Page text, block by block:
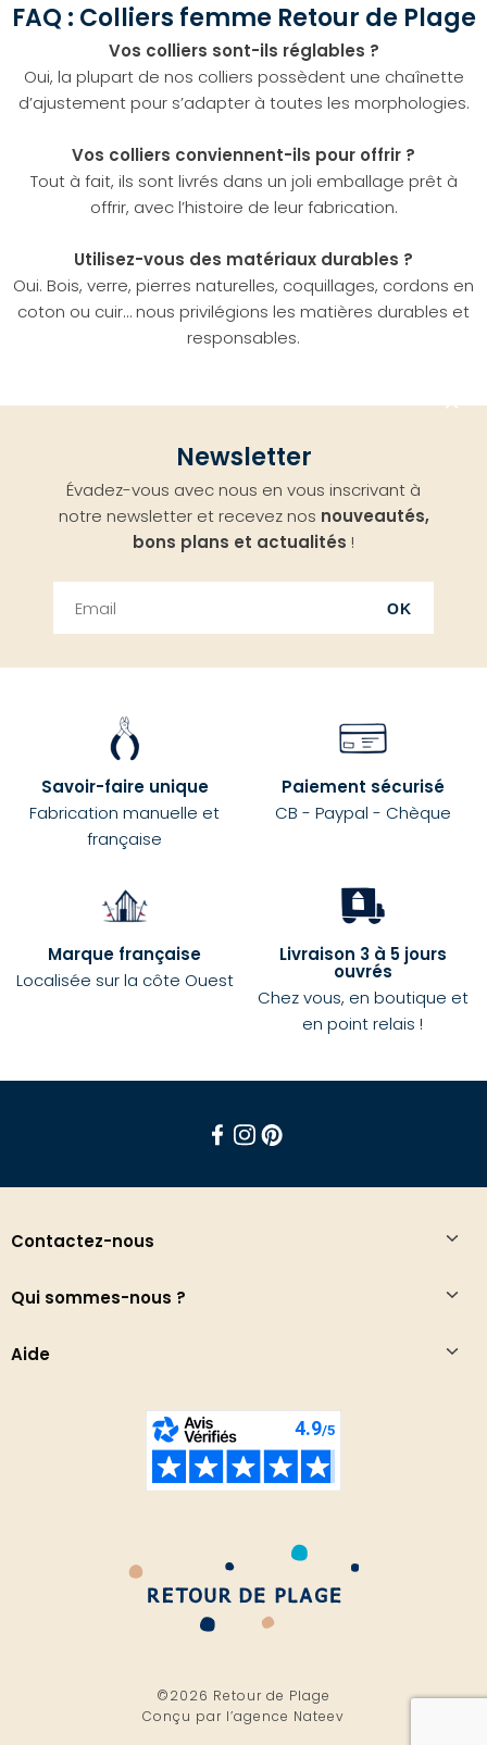
FAQ : Colliers femme Retour de Plage
Vos colliers sont-ils réglables ?
Oui, la plupart de nos colliers possèdent une chaînette
d’ajustement pour s’adapter à toutes les morphologies.
Vos colliers conviennent-ils pour offrir ?
Tout à fait, ils sont livrés dans un joli emballage prêt à
offrir, avec l’histoire de leur fabrication.
Utilisez-vous des matériaux durables ?
Oui. Bois, verre, pierres naturelles, coquillages, cordons en
coton ou cuir… nous privilégions les matières durables et
responsables.
Newsletter
Évadez-vous avec nous en vous inscrivant à
notre newsletter et recevez nos nouveautés,
bons plans et actualités !
OK
Savoir-faire unique
Fabrication manuelle et
française
Paiement sécurisé
CB - Paypal - Chèque
Marque française
Localisée sur la côte Ouest
Livraison 3 à 5 jours
ouvrés
Chez vous, en boutique et
en point relais !
Contactez-nous
Qui sommes-nous ?
Aide
©2026 Retour de Plage
Conçu par l’agence Nateev